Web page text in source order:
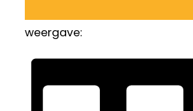
weergave: